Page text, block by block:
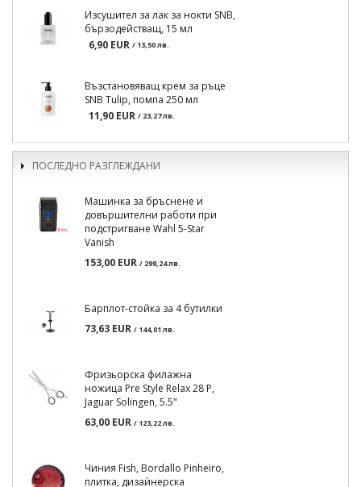
Изсушител за лак за нокти SNB,
бързодействащ, 15 мл
6,90 EUR / 13,50 лв.
Възстановяващ крем за ръце
SNB Tulip, помпа 250 мл
11,90 EUR / 23,27 лв.
ПОСЛЕДНО РАЗГЛЕЖДАНИ
Машинка за бръснене и
довършителни работи при
подстригване Wahl 5-Star
Vanish
153,00 EUR / 299,24 лв.
Барплот-стойка за 4 бутилки
73,63 EUR / 144,01 лв.
Фризьорска филажна
ножица Pre Style Relax 28 P,
Jaguar Solingen, 5.5"
63,00 EUR / 123,22 лв.
Чиния Fish, Bordallo Pinheiro,
плитка, дизаѝнерска